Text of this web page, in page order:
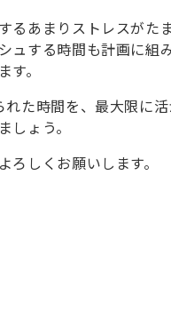
るあまりストレスがた
ュする時間も計画に組
す。
れた時間を、最大限に
しょう。
ろしくお願いします。